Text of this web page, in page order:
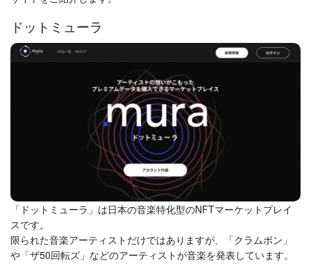
ドットミューラ
「ドットミューラ」は日本の音楽特化型のNFTマーケットプレイ
スです。
限られた音楽アーティストだけではありますが、「クラムボン」
や「ザ50回転ズ」などのアーティストが音楽を発表しています。